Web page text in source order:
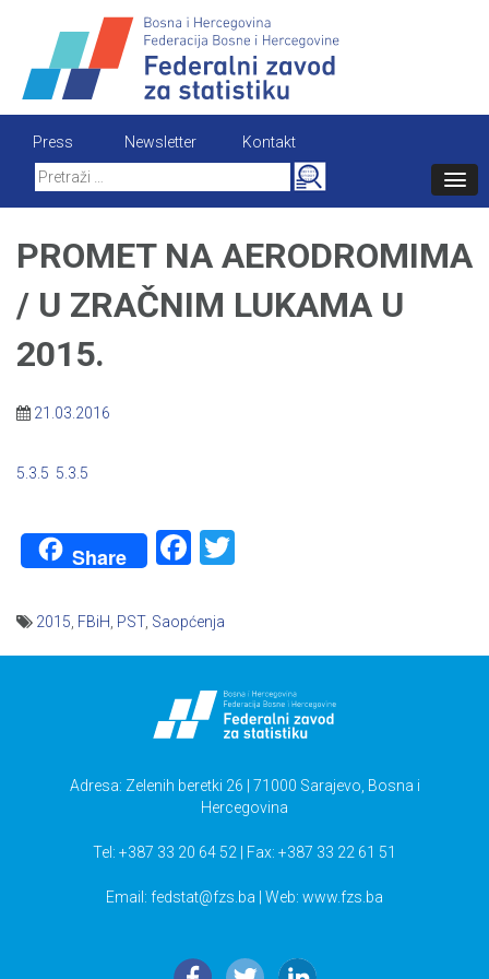
content
Press Newsletter
Kontakt
Search
for:
PROMET NA AERODROMIMA
/ U ZRAČNIM LUKAMA U
2015.
21.03.2016
5.3.5 5.3.5
Share Facebook
2015 FBiH PST, Saopćenja
Adresa: Zelenih beretki 26 | 71000 Sarajevo, Bosna i
Hercegovina
Tel: +387 33 20 64 52 | Fax: +387 33 22 61 51
Email: fedstat@fzs.ba | Web: www.fzs.ba